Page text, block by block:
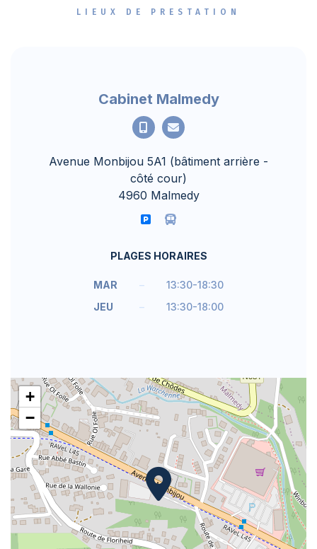
LIEUX DE PRESTATION
Cabinet Malmedy
Avenue Monbijou 5A1 (bâtiment arrière -
côté cour)
4960 Malmedy
PLAGES HORAIRES
MAR –
13:30-18:30
JEU
– 13:30-18:00
+
−